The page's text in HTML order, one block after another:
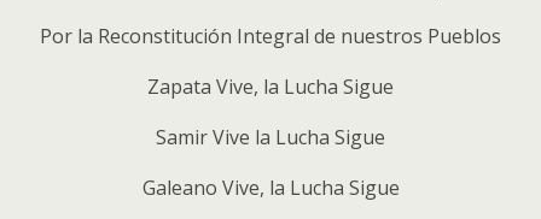
Por la Reconstitución Integral de nuestros Pueblos
Zapata Vive, la Lucha Sigue
Samir Vive la Lucha Sigue
Galeano Vive, la Lucha Sigue